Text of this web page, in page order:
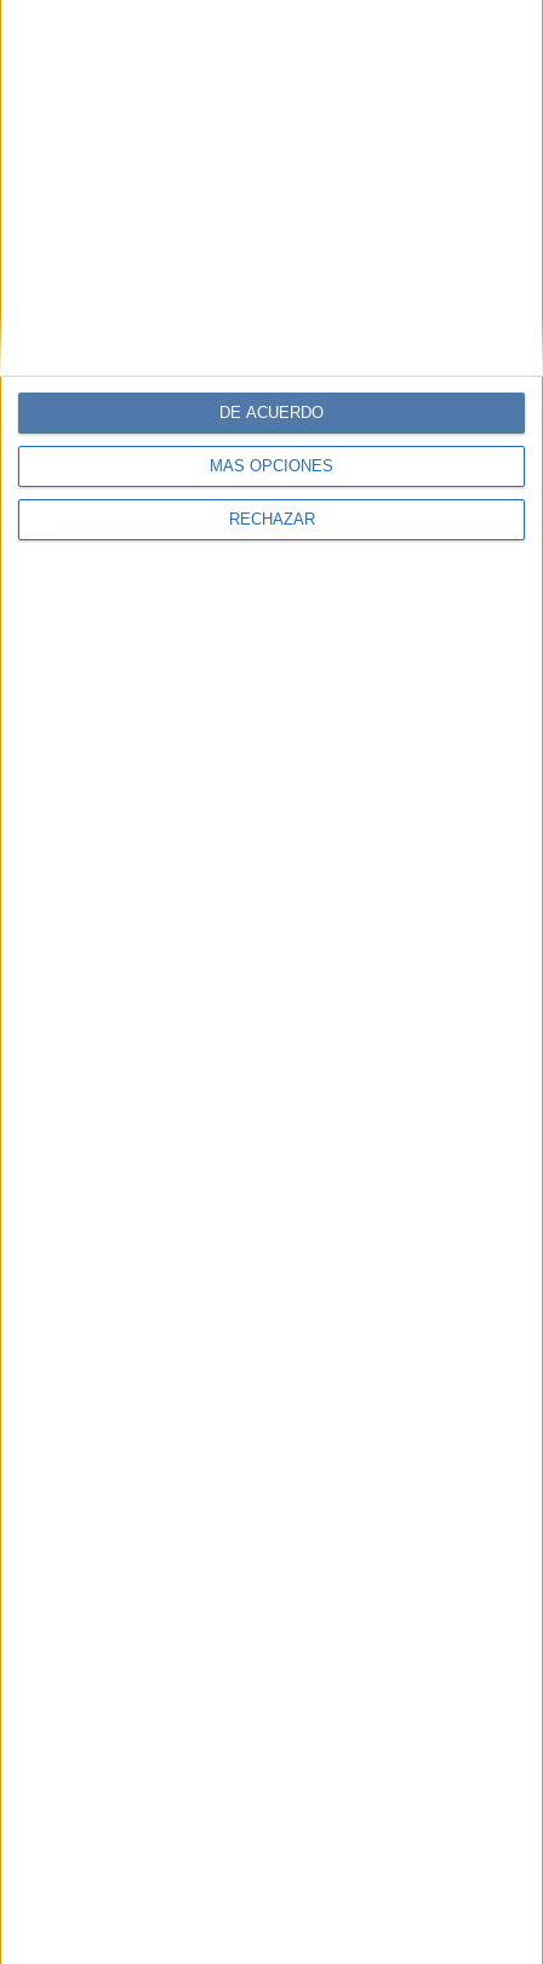
MÁS OPCIONES
RECHAZAR
DE ACUERDO